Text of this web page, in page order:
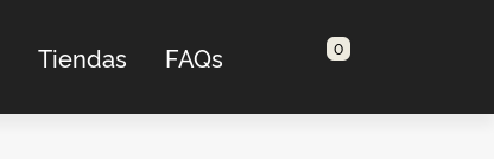
Tiendas FAQs 0